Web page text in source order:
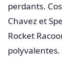
perdants.
Chavez et
Rocket